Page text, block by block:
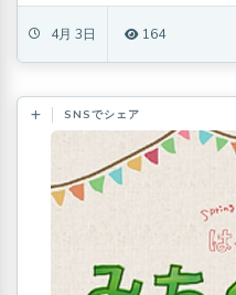
4月 3日 164
SNSでシェア